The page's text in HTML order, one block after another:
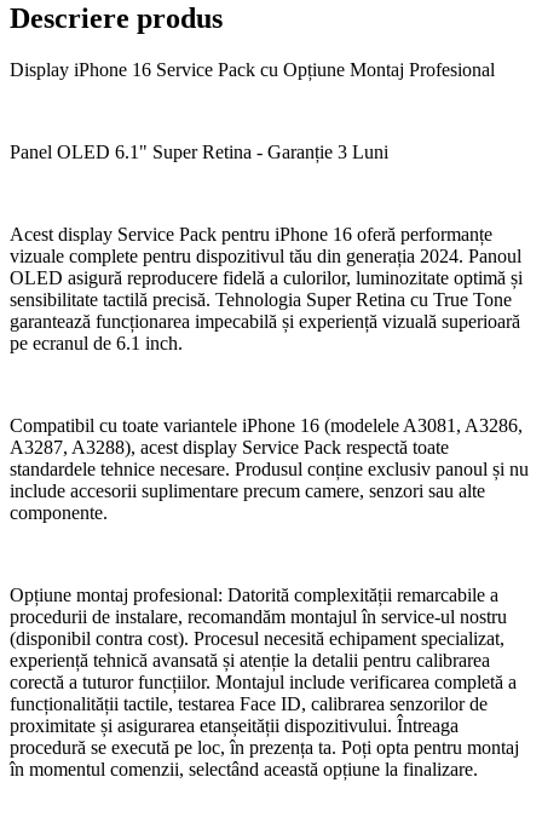
Descriere produs
Display iPhone 16 Service Pack cu Opțiune Montaj Profesional
Panel OLED 6.1" Super Retina - Garanție 3 Luni
Acest display Service Pack pentru iPhone 16 oferă performanțe
vizuale complete pentru dispozitivul tău din generația 2024. Panoul
OLED asigură reproducere fidelă a culorilor, luminozitate optimă și
sensibilitate tactilă precisă. Tehnologia Super Retina cu True Tone
garantează funcționarea impecabilă și experiență vizuală superioară
pe ecranul de 6.1 inch.
Compatibil cu toate variantele iPhone 16 (modelele A3081, A3286,
A3287, A3288), acest display Service Pack respectă toate
standardele tehnice necesare. Produsul conține exclusiv panoul și nu
include accesorii suplimentare precum camere, senzori sau alte
componente.
Opțiune montaj profesional: Datorită complexității remarcabile a
procedurii de instalare, recomandăm montajul în service-ul nostru
(disponibil contra cost). Procesul necesită echipament specializat,
experiență tehnică avansată și atenție la detalii pentru calibrarea
corectă a tuturor funcțiilor. Montajul include verificarea completă a
funcționalității tactile, testarea Face ID, calibrarea senzorilor de
proximitate și asigurarea etanșeității dispozitivului. Întreaga
procedură se execută pe loc, în prezența ta. Poți opta pentru montaj
în momentul comenzii, selectând această opțiune la finalizare.